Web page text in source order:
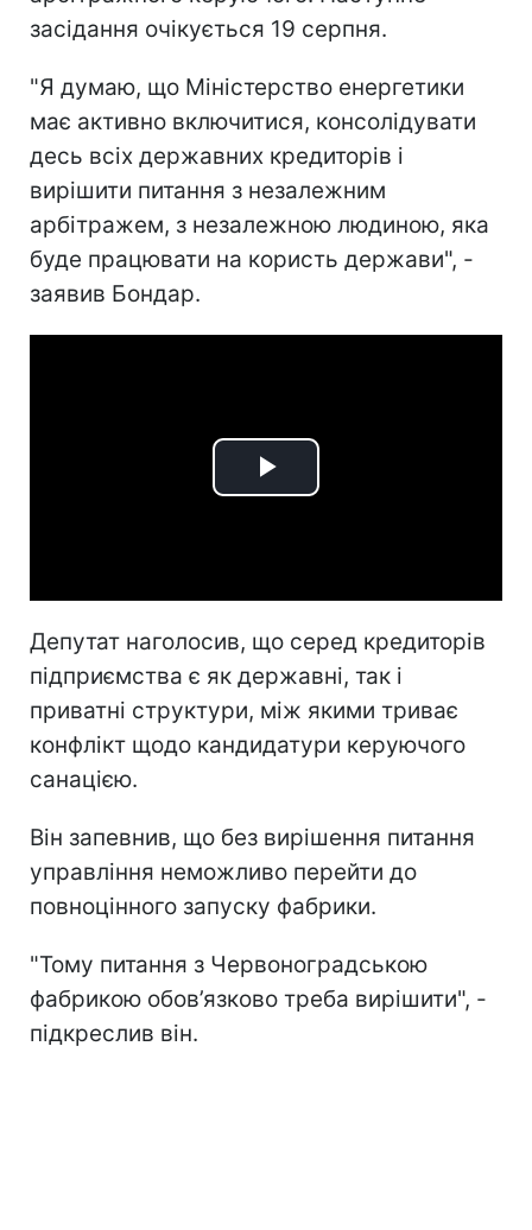
засідання очікується 19 серпня.
"Я думаю, що Міністерство енергетики
має активно включитися, консолідувати
десь всіх державних кредиторів і
вирішити питання з незалежним
арбітражем, з незалежною людиною, яка
буде працювати на користь держави", -
заявив Бондар.
Play
Депутат наголосив, що серед кредиторів
підприємства є як державні, так і
приватні структури, між якими триває
конфлікт щодо кандидатури керуючого
санацією.
Він запевнив, що без вирішення питання
управління неможливо перейти до
повноцінного запуску фабрики.
"Тому питання з Червоноградською
фабрикою обов’язково треба вирішити", -
підкреслив він.